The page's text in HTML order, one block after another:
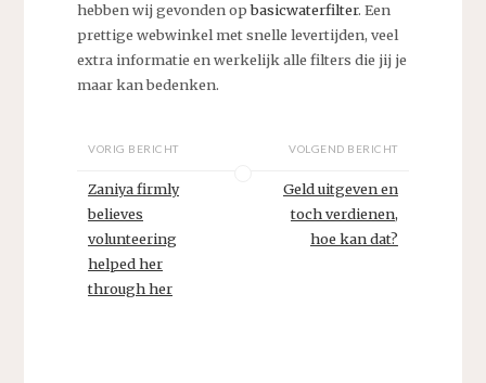
hebben wij gevonden opbasicwaterfilter. Een
prettige webwinkel met snelle levertijden, veel
extra informatie en werkelijk alle filters die jij je
maar kan bedenken.
VORIG BERICHT
Zaniya firmly
believes
volunteering
helped her
through her
VOLGEND BERICHT
Geld uitgeven en
toch verdienen,
hoe kan dat?